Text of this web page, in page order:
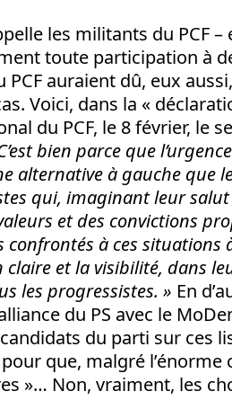
les militants du PCF –
toute participation à
PCF auraient dû, eux
Voici, dans la «
du PCF, le 8 février, le
bien parce que
alternative à gauche que
qui, imaginant leur
et des convictions
confrontés à ces
et la visibilité, dans
les progressistes. » En
du PS avec le
du parti sur ces
que, malgré
»… Non, vraiment, les